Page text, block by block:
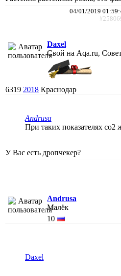
04/01/2019
Daxel
Свой на Aqa.ru,
6319 2018 Краснодар
Andrusa
При таких показателях со2
У Вас есть дропчекер?
Andrusa
Малёк
10
Daxel